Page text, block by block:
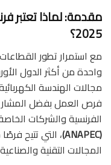
مقدمة: لماذا تعتبر
2025؟
مع استمرار تطور القطاعات
واحدة من أكثر الدول
فرص العمل بفضل
الفرنسية والشركات
(ANAPEC)
، التي تتيح
المجالات التقنية